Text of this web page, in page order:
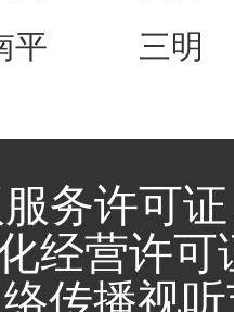
平 三明
务许可
经营许可
传播视